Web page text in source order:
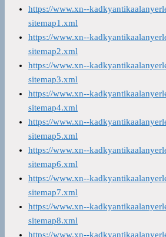
https://www.xn--
sitemap1.xml
https://www.xn--
sitemap2.xml
https://www.xn--
sitemap3.xml
https://www.xn--
sitemap4.xml
https://www.xn--
sitemap5.xml
https://www.xn--
sitemap6.xml
https://www.xn--
sitemap7.xml
https://www.xn--
sitemap8.xml
https://www.xn--